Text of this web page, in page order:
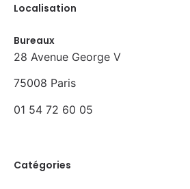
Localisation
Bureaux
28 Avenue George V
75008 Paris
01 54 72 60 05
Catégories